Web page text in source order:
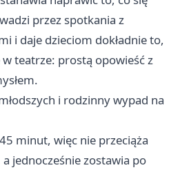
przez spotkania z
i daje dzieciom dokładnie to,
w teatrze: prostą opowieść z
i rodzinny wypad na
minut, więc nie przeciąża
jednocześnie zostawia po